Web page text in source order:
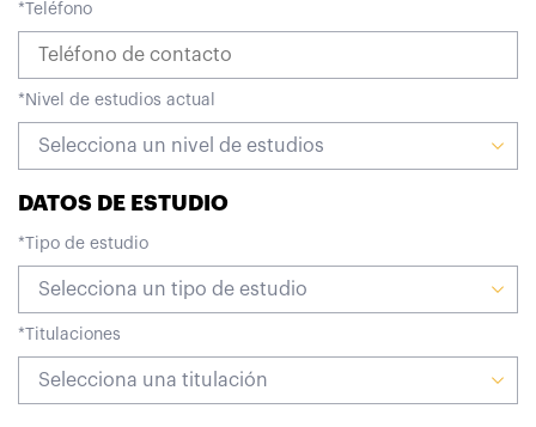
* Teléfono
* Nivel de estudios actual
Selecciona un nivel de estudios
DATOS DE ESTUDIO
* Tipo de estudio
Selecciona un tipo de estudio
* Titulaciones
Selecciona una titulación